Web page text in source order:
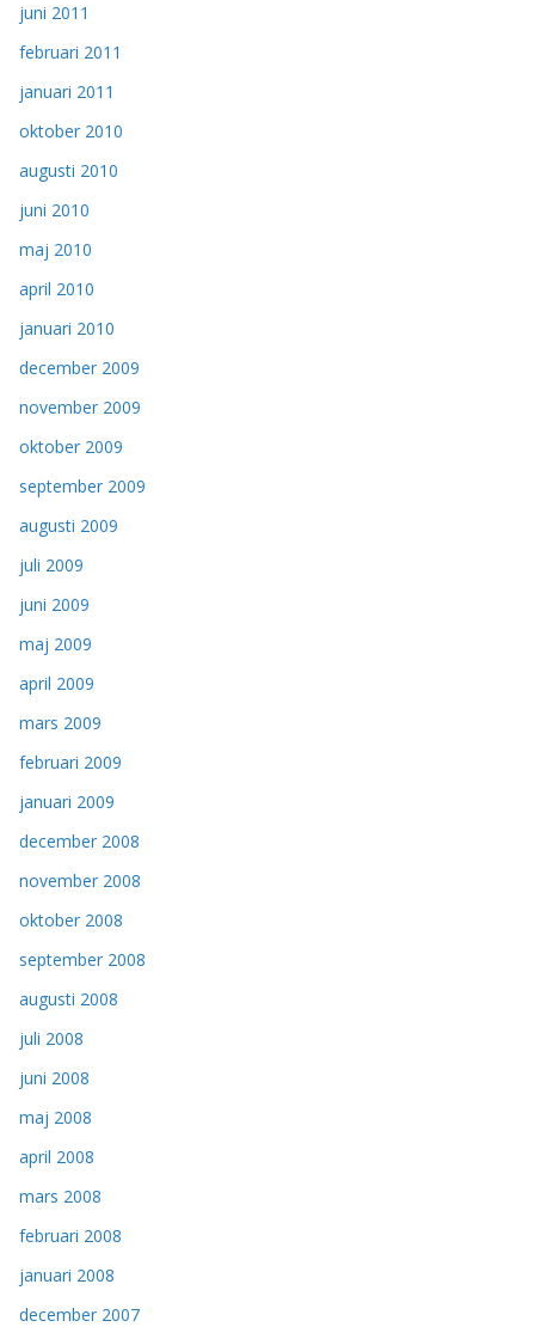
juni 2011
februari 2011
januari 2011
oktober 2010
augusti 2010
juni 2010
maj 2010
april 2010
januari 2010
december 2009
november 2009
oktober 2009
september 2009
augusti 2009
juli 2009
juni 2009
maj 2009
april 2009
mars 2009
februari 2009
januari 2009
december 2008
november 2008
oktober 2008
september 2008
augusti 2008
juli 2008
juni 2008
maj 2008
april 2008
mars 2008
februari 2008
januari 2008
december 2007